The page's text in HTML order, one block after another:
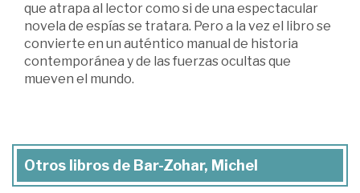
que atrapa al lector como si de una espectacular
novela de espías se tratara. Pero a la vez el libro se
convierte en un auténtico manual de historia
contemporánea y de las fuerzas ocultas que
mueven el mundo.
Otros libros de Bar-Zohar, Michel